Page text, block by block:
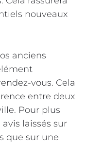
nouveaux
anciens
vous. Cela
entre deux
Pour plus
laissés sur
que sur une